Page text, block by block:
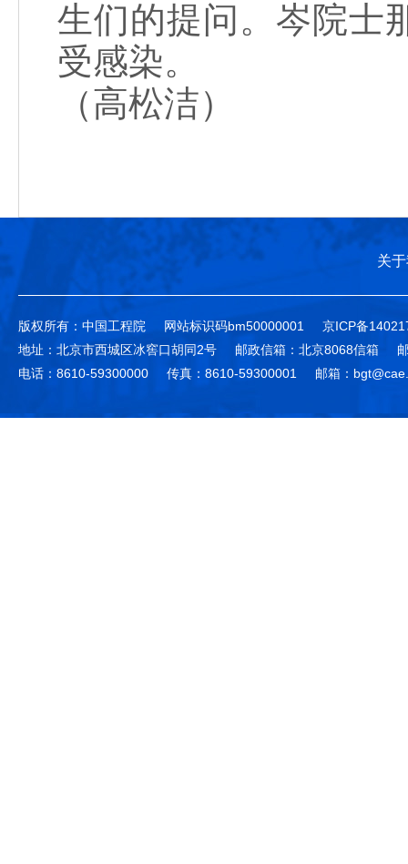
生们的提问。岑院士
受感染。
（高松洁）
关
版权所有：中国工程院 网站标识码bm50000001
京ICP备
地址：北京市西城区冰窖口胡同2号
邮政信箱：北京8068信箱
电话：8610-59300000
传真：8610-59300001 邮箱：